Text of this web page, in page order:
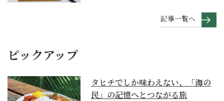
記事一覧へ
ピックアップ
タヒチでしか味わえない、「海の
民」の記憶へとつながる旅